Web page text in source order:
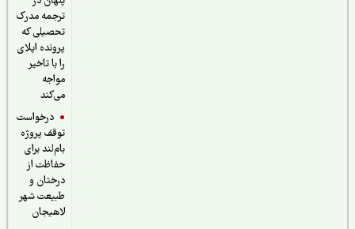
ترجمه مدرک
تحصیلی که
پرونده اپلای
را با تاخیر
درخواست
توقف پروژه
بام‌لند برای
حفاظت از
درختان و
طبیعت شهر
لاهیجان